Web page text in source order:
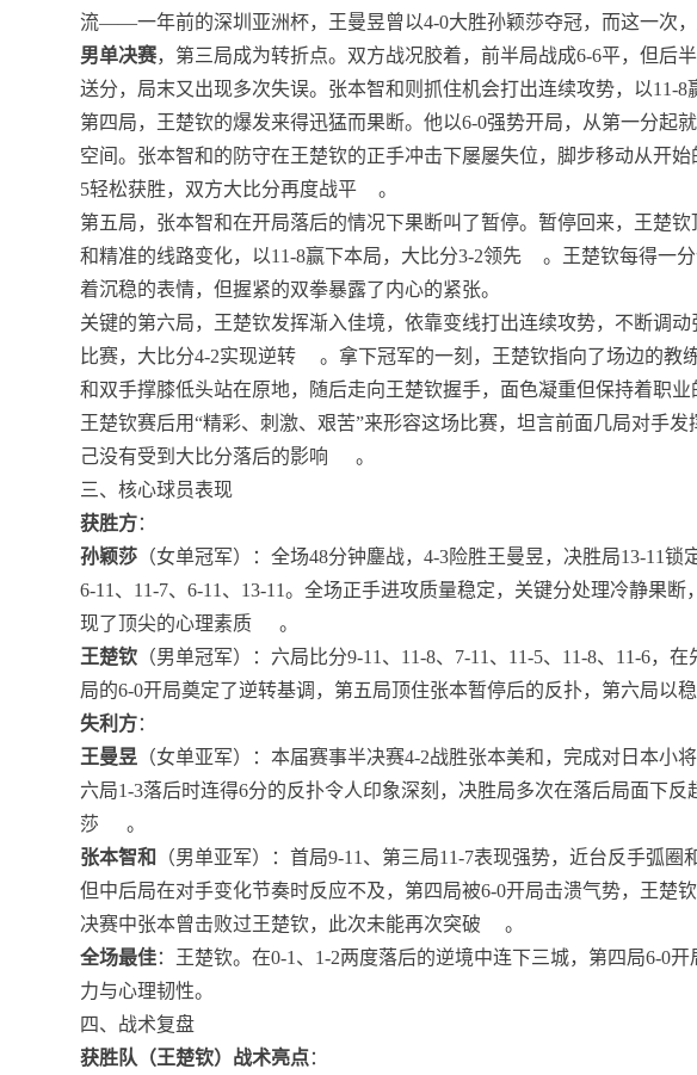
流——一年前的深圳亚洲杯，王曼昱曾以4-0大胜孙颖莎夺冠，而这一次
男单决赛，第三局成为转折点。双方战况胶着，前半局战成6-6平，但后
送分，局末又出现多次失误。张本智和则抓住机会打出连续攻势，以11-8
第四局，王楚钦的爆发来得迅猛而果断。他以6-0强势开局，从第一分起
空间。张本智和的防守在王楚钦的正手冲击下屡屡失位，脚步移动从开
5轻松获胜，双方大比分再度战平
。
第五局，张本智和在开局落后的情况下果断叫了暂停。暂停回来，王楚
和精准的线路变化，以11-8赢下本局，大比分3-2领先
。王楚钦每得一
着沉稳的表情，但握紧的双拳暴露了内心的紧张。
关键的第六局，王楚钦发挥渐入佳境，依靠变线打出连续攻势，不断调
比赛，大比分4-2实现逆转
。拿下冠军的一刻，王楚钦指向了场边的教
和双手撑膝低头站在原地，随后走向王楚钦握手，面色凝重但保持着职业
王楚钦赛后用“精彩、刺激、艰苦”来形容这场比赛，坦言前面几局对手
己没有受到大比分落后的影响
。
三、核心球员表现
获胜方：
孙颖莎 （女单冠军）：全场48分钟鏖战，4-3险胜王曼昱，决胜局13-11锁
6-11、11-7、6-11、13-11。全场正手进攻质量稳定，关键分处理冷静果
现了顶尖的心理素质
。
王楚钦 （男单冠军）：六局比分9-11、11-8、7-11、11-5、11-8、11-6，
局的6-0开局奠定了逆转基调，第五局顶住张本暂停后的反扑，第六局以
失利方：
王曼昱 （女单亚军）：本届赛事半决赛4-2战胜张本美和，完成对日本小
六局1-3落后时连得6分的反扑令人印象深刻，决胜局多次在落后局面下
莎
。
张本智和
（男单亚军）：首局9-11、第三局11-7表现强势，近台反手弧圈
但中后局在对手变化节奏时反应不及，第四局被6-0开局击溃气势，王楚
决赛中张本曾击败过王楚钦，此次未能再次突破
。
全场最佳：王楚钦。在0-1、1-2两度落后的逆境中连下三城，第四局6-0
力与心理韧性。
四、战术复盘
获胜队（王楚钦）战术亮点：